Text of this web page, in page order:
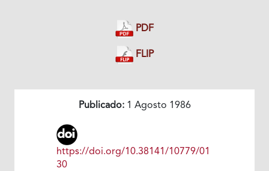
PDF
FLIP
Publicado:1 Agosto 1986
https://doi.org/10.38141/10779/01
30